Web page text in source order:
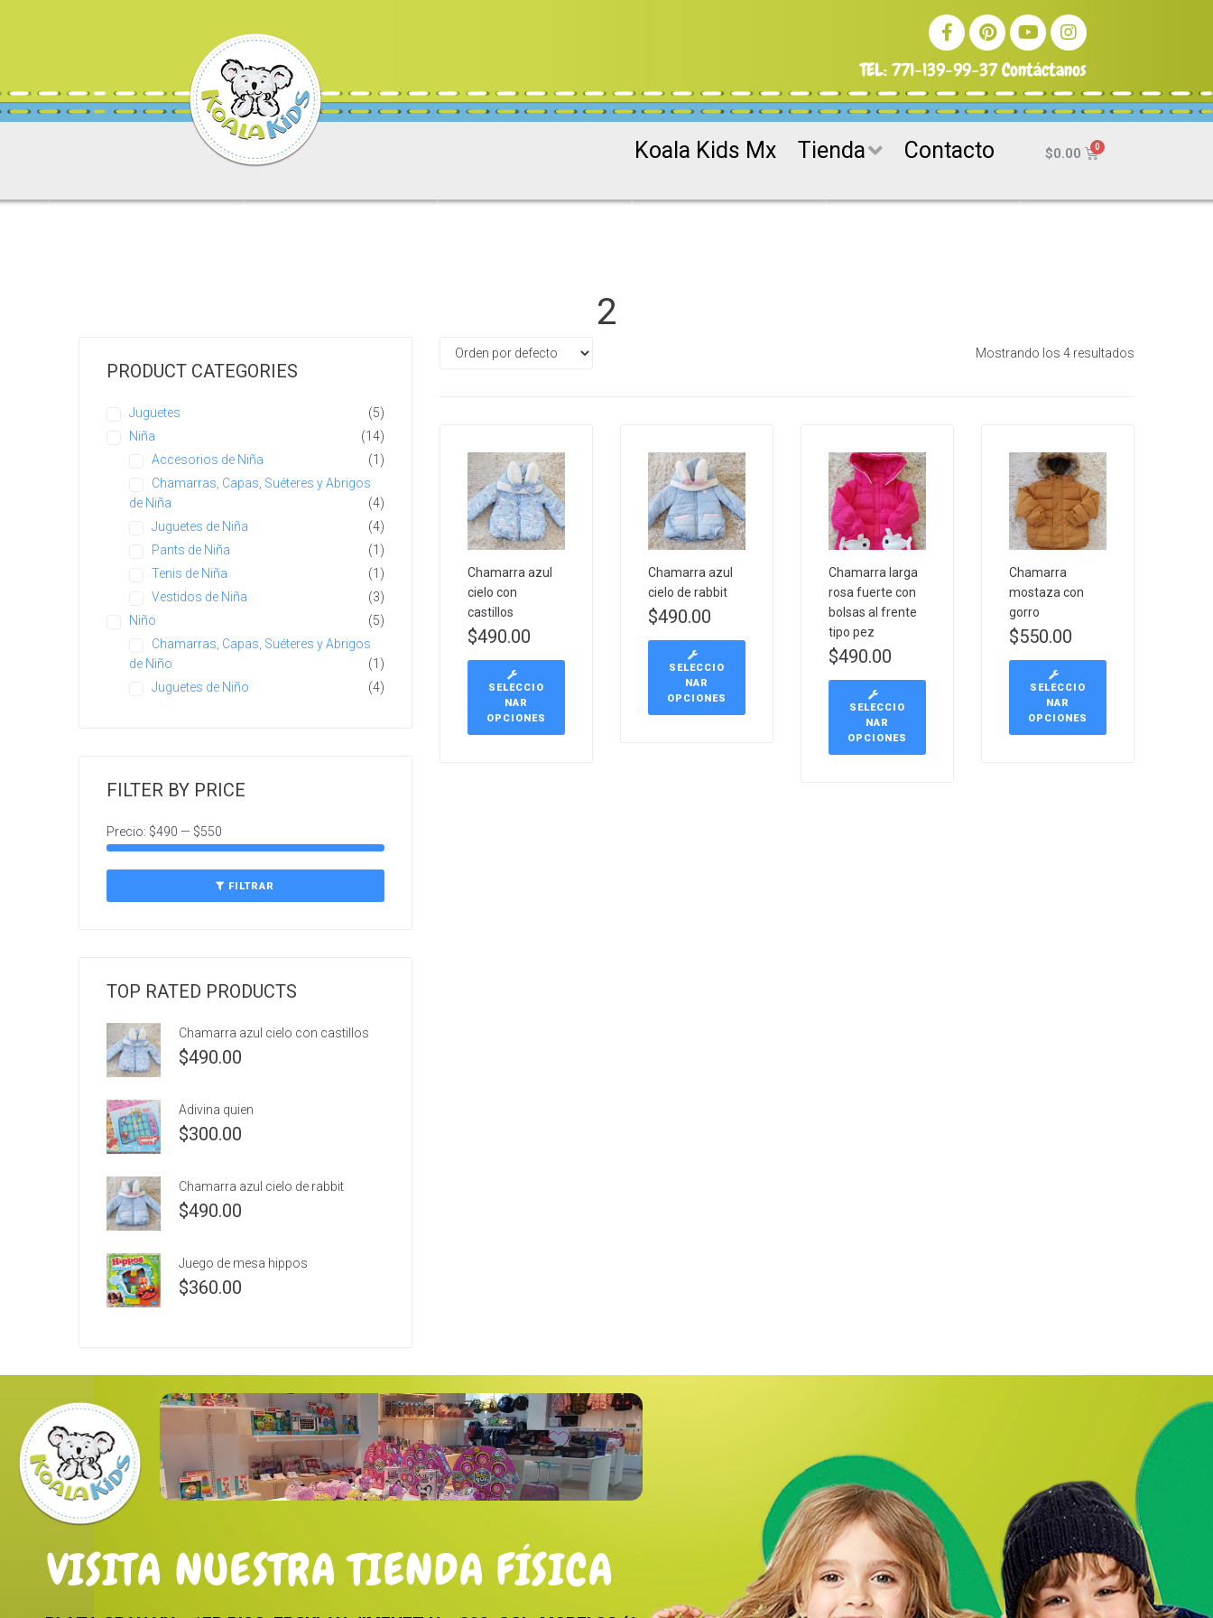
TEL:771-139-99-37Contáctanos
Koala Kids Mx Tienda Contacto $0.00
2
Mostrando los 4 resultados
Chamarra azul
cielo con
castillos
$490.00
SELECCIO
NAR
OPCIONES
Chamarra azul
cielo de rabbit
$490.00
SELECCIO
NAR
OPCIONES
Chamarra larga
rosa fuerte con
bolsas al frente
tipo pez
$490.00
SELECCIO
NAR
OPCIONES
Chamarra
mostaza con
gorro
$550.00
SELECCIO
NAR
OPCIONES
PRODUCT CATEGORIES
Juguetes
(5)
Niña
(14)
Accesorios de Niña
(1)
Chamarras, Capas, Suéteres y Abrigos
de Niña
(4)
Juguetes de Niña
(4)
Pants de Niña
(1)
Tenis de Niña
(1)
Vestidos de Niña
(3)
Niño
(5)
Chamarras, Capas, Suéteres y Abrigos
de Niño
(1)
Juguetes de Niño
(4)
FILTER BY PRICE
FILTRAR
Precio: $490 — $550
TOP RATED PRODUCTS
Chamarra azul cielo con castillos
$490.00
Adivina quien
$300.00
Chamarra azul cielo de rabbit
$490.00
Juego de mesa hippos
$360.00
VISITA NUESTRA TIENDA FÍSICA